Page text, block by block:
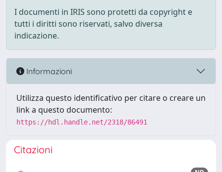
I documenti in IRIS sono protetti da copyright e
tutti i diritti sono riservati, salvo diversa
indicazione.
Informazioni
Utilizza questo identificativo per citare o creare un
link a questo documento:
https://hdl.handle.net/2318/86491
Citazioni